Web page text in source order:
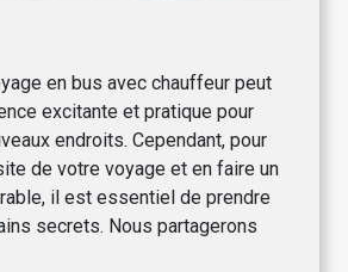
en bus avec chauffeur peut
excitante et pratique pour
endroits. Cependant, pour
de votre voyage et en faire un
il est essentiel de prendre
secrets. Nous partagerons